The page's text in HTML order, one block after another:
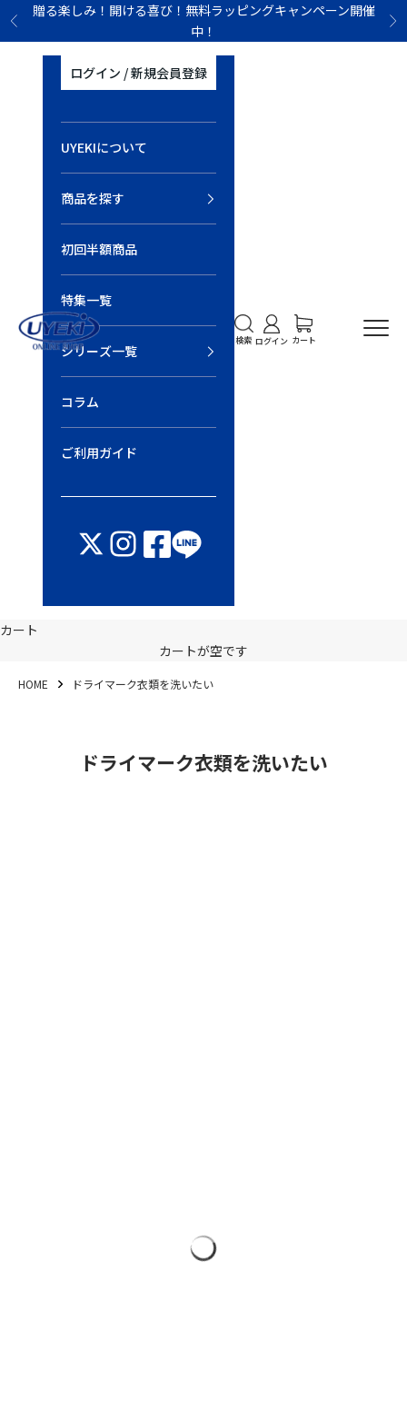
コンテンツへスキップ
前へ
贈る楽しみ！開ける喜び！無料ラッピングキャンペーン開催
中！
次
メニ
UYEKI オンラインショップ 検索を開く
検索
アカウントページに移
ログイン
カートを開く
カート
ログイン / 新規会員登録
UYEKIについて
商品を探す
初回半額商品
特集一覧
シリーズ一覧
コラム
ご利用ガイド
カート
カートが空です
HOME ドライマーク衣類を洗いたい
ドライマーク衣類を洗いたい